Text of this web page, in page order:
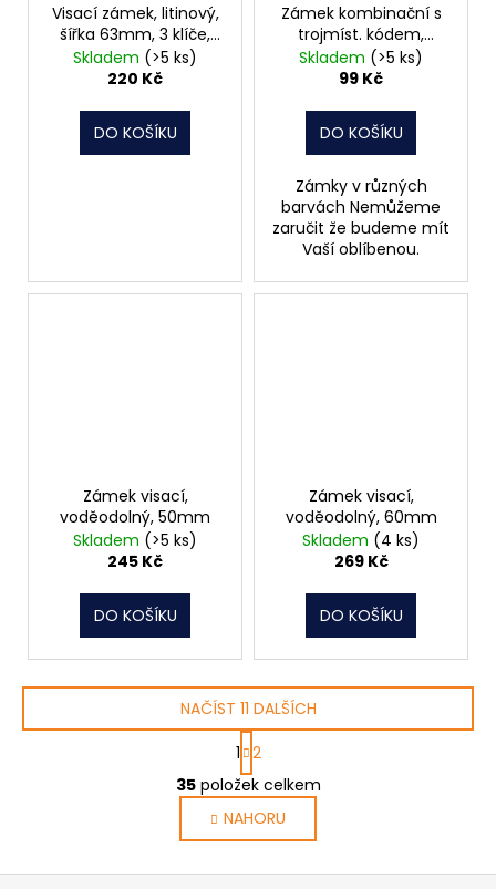
Visací zámek, litinový,
šířka 63mm, 3 klíče,
modrý FAB 30H
Skladem (>5 ks)
220 Kč
DO KOŠÍKU
Zámek kombinační s
trojmíst. kódem,
26x55mm
Skladem (>5 ks)
99 Kč
DO KOŠÍKU
Zámky v různých
barvách Nemůžeme
zaručit že budeme mít
Vaší oblíbenou.
Zámek visací,
voděodolný, 50mm
Skladem (>5 ks)
245 Kč
DO KOŠÍKU
Zámek visací,
voděodolný, 60mm
Skladem (4 ks)
269 Kč
DO KOŠÍKU
O
v
l
á
d
NAČÍST 11 DALŠÍCH
S
t
r
á
n
k
o
1 2
35položek celkem
NAHORU